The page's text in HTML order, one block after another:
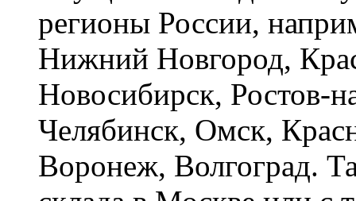
регионы России,
Нижний Новгород,
Новосибирск, Ростов-
Челябинск, Омск,
Воронеж, Волгоград.